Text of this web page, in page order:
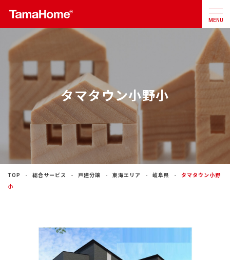
お問合せ
注文住宅
戸建分譲 住宅
リフォーム
オーナー様の声
MENU
タマタウン小野小
TOP 総合サービス 戸建分譲 東海エリア 岐阜県
タマタウン小野
小